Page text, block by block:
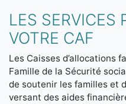
LES SERVICES
VOTRE CAF
Les Caisses d’allocations
Famille de la Sécurité
de soutenir les familles et
versant des aides